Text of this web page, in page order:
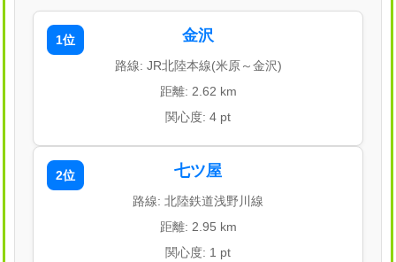
1位 金沢
路線: JR北陸本線(米原～金沢)
距離: 2.62 km
関心度: 4 pt
2位 七ツ屋
路線: 北陸鉄道浅野川線
距離: 2.95 km
関心度: 1 pt